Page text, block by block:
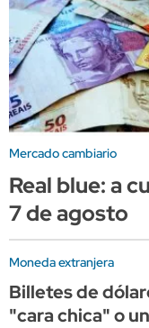
Mercado cambiario
Real blue: a
7 de agosto
Moneda extranjera
Billetes de
"cara chica" o